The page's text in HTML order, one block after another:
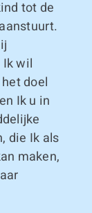
tot de
wil
doel
Ik u in
die Ik als
maken,